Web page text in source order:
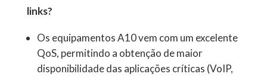
links?
Os equipamentos A10 vem com um excelente
QoS, permitindo a obtenção de maior
disponibilidade das aplicações críticas (VoIP,